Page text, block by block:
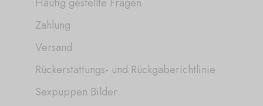
Zahlung
Versand
Rückerstattungs- und Rückgaberichtlinie
Sexpuppen Bilder